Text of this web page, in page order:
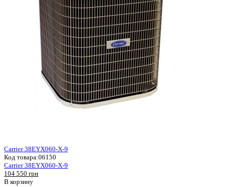
Carrier 38EYX060-X-9
Код товара:06150
Carrier 38EYX060-X-9
104 550 грн
В корзину